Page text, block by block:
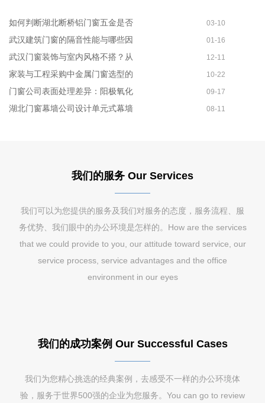
如何判断湖北断桥铝门窗五金是否 03-10
武汉建筑门窗的隔音性能与哪些因 01-16
武汉门窗装饰与室内风格不搭？从 12-11
家装与工程采购中金属门窗选型的 10-22
门窗公司表面处理差异：阳极氧化 09-17
湖北门窗幕墙公司设计单元式幕墙 08-11
我们的服务 Our Services
我们可以为您提供的服务及我们对服务的态度，服务流程、服
务优势、我们眼中的办公环境是怎样的。How are the services
that we could provide to you, our attitude toward service, our
service process, service advantages and the office
environment in our eyes
我们的成功案例 Our Successful Cases
我们为您精心挑选的经典案例，去感受不一样的办公环境体
验，服务于世界500强的企业为您服务。You can go to review